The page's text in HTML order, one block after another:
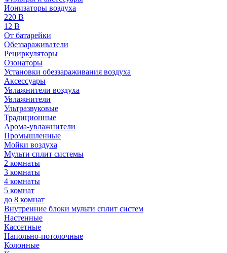
Ионизаторы воздуха
220 В
12 В
От батарейки
Обеззараживатели
Рециркуляторы
Озонаторы
Установки обеззараживания воздуха
Аксессуары
Увлажнители воздуха
Увлажнители
Ультразвуковые
Традиционные
Арома-увлажнители
Промышленные
Мойки воздуха
Мульти сплит системы
2 комнаты
3 комнаты
4 комнаты
5 комнат
до 8 комнат
Внутренние блоки мульти сплит систем
Настенные
Кассетные
Напольно-потолочные
Колонные